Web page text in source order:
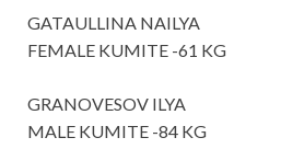
GATAULLINA NAILYA
FEMALE KUMITE -61 KG
GRANOVESOV ILYA
MALE KUMITE -84 KG